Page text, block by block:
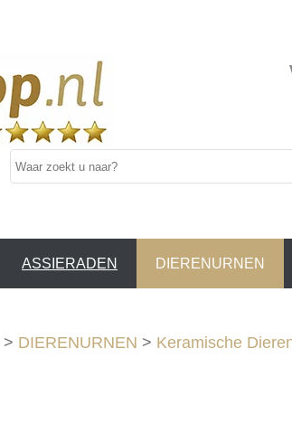
ASSIERADEN DIERENURNEN
> DIERENURNEN > Keramische